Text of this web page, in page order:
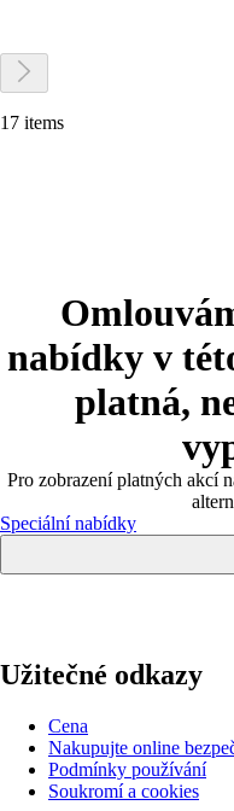
17 items
nabídky v
platná,
Pro zobrazení platných akcí
Speciální nabídky
Užitečné odkazy
Cena
Nakupujte online
Podmínky používání
Soukromí a cookies